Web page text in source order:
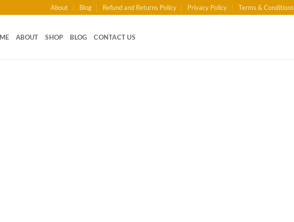
About Blog Refund and Returns Policy Privacy Policy Terms & Conditions
ABOUT SHOP BLOG CONTACT US